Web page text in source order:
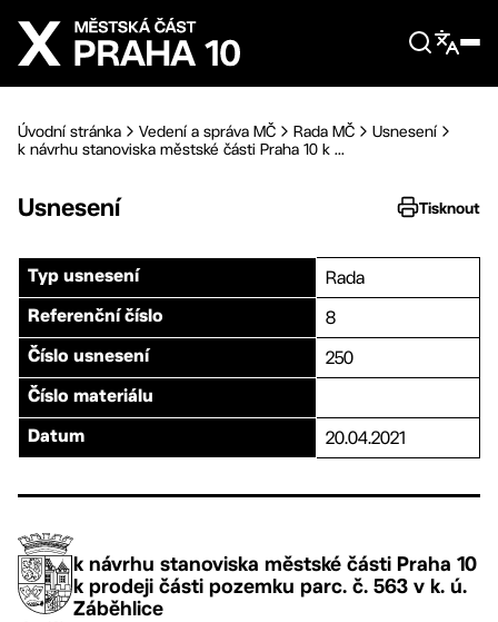
Přejít na hlavní obsah
Úvodní stránka Vedení a správa MČ Rada MČ
Usnesení
k návrhu stanoviska městské části Praha 10 k ...
Usnesení Tisknout
Typ usnesení Rada
Referenční číslo 8
Číslo usnesení 250
Číslo materiálu
Datum 20.04.2021
k návrhu stanoviska městské části Praha 10
k prodeji části pozemku parc. č. 563 v k. ú.
Záběhlice